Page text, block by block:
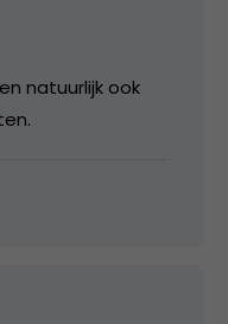
natuurlijk ook